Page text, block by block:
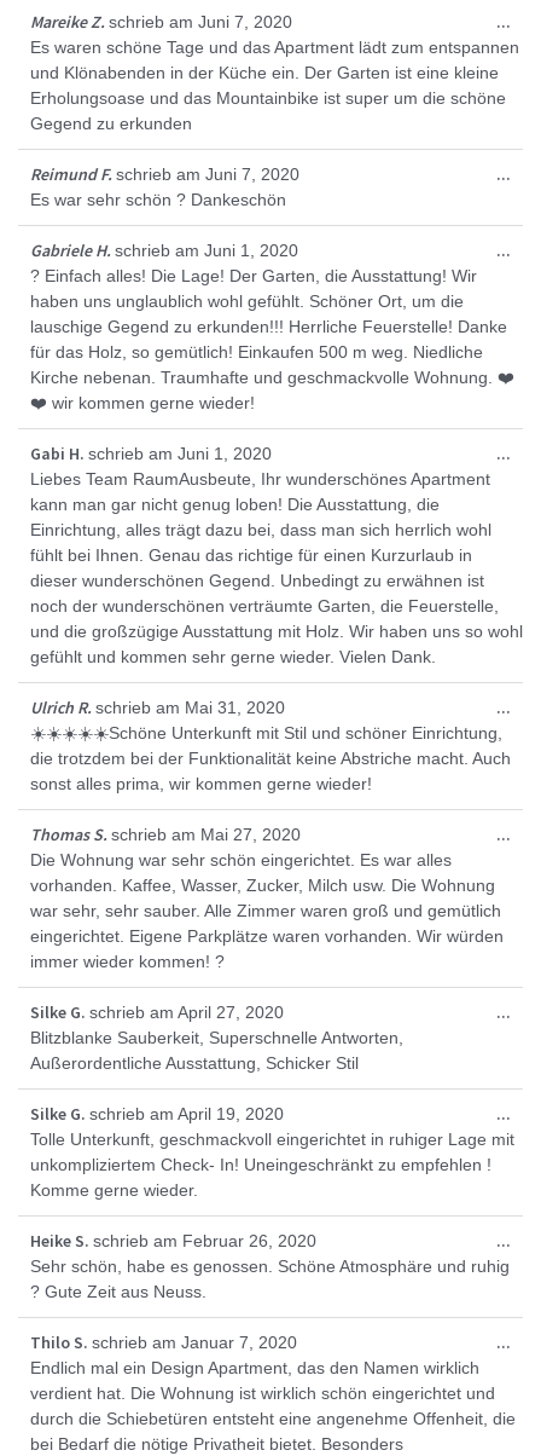
Mareike Z.schrieb am Juni 7, 2020
Es waren schöne Tage und das Apartment lädt zum entspannen
und Klönabenden in der Küche ein. Der Garten ist eine kleine
Erholungsoase und das Mountainbike ist super um die schöne
Gegend zu erkunden
...
Reimund F.schrieb am Juni 7, 2020
Es war sehr schön ? Dankeschön
...
Gabriele H.schrieb am Juni 1, 2020
? Einfach alles! Die Lage! Der Garten, die Ausstattung! Wir
haben uns unglaublich wohl gefühlt. Schöner Ort, um die
lauschige Gegend zu erkunden!!! Herrliche Feuerstelle! Danke
für das Holz, so gemütlich! Einkaufen 500 m weg. Niedliche
Kirche nebenan. Traumhafte und geschmackvolle Wohnung. ❤️
❤️ wir kommen gerne wieder!
...
Gabi H. schrieb am Juni 1, 2020
Liebes Team RaumAusbeute, Ihr wunderschönes Apartment
kann man gar nicht genug loben! Die Ausstattung, die
Einrichtung, alles trägt dazu bei, dass man sich herrlich wohl
fühlt bei Ihnen. Genau das richtige für einen Kurzurlaub in
dieser wunderschönen Gegend. Unbedingt zu erwähnen ist
noch der wunderschönen verträumte Garten, die Feuerstelle,
und die großzügige Ausstattung mit Holz. Wir haben uns so wohl
gefühlt und kommen sehr gerne wieder. Vielen Dank.
...
Ulrich R.schrieb am Mai 31, 2020
☀️☀️☀️☀️☀️Schöne Unterkunft mit Stil und schöner Einrichtung,
die trotzdem bei der Funktionalität keine Abstriche macht. Auch
sonst alles prima, wir kommen gerne wieder!
...
Thomas S.schrieb am Mai 27, 2020
Die Wohnung war sehr schön eingerichtet. Es war alles
vorhanden. Kaffee, Wasser, Zucker, Milch usw. Die Wohnung
war sehr, sehr sauber. Alle Zimmer waren groß und gemütlich
eingerichtet. Eigene Parkplätze waren vorhanden. Wir würden
immer wieder kommen! ?
...
Silke G. schrieb am April 27, 2020
Blitzblanke Sauberkeit, Superschnelle Antworten,
Außerordentliche Ausstattung, Schicker Stil
...
Silke G. schrieb am April 19, 2020
Tolle Unterkunft, geschmackvoll eingerichtet in ruhiger Lage mit
unkompliziertem Check- In! Uneingeschränkt zu empfehlen !
Komme gerne wieder.
...
Heike S. schrieb am Februar 26, 2020
Sehr schön, habe es genossen. Schöne Atmosphäre und ruhig
? Gute Zeit aus Neuss.
...
Thilo S. schrieb am Januar 7, 2020
Endlich mal ein Design Apartment, das den Namen wirklich
verdient hat. Die Wohnung ist wirklich schön eingerichtet und
durch die Schiebetüren entsteht eine angenehme Offenheit, die
bei Bedarf die nötige Privatheit bietet. Besonders
...